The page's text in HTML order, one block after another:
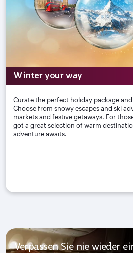
Winter your way
Curate the perfect holiday package
Choose from snowy escapes and ski
markets and festive getaways. For
got a great selection of warm
adventure awaits.
Verpassen Sie nie wieder